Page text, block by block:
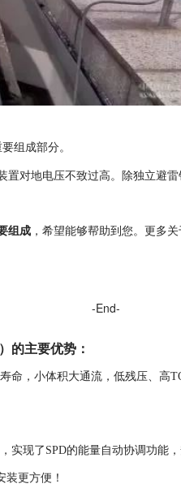
组成部分。
置对地电压不致过高。除独立避
组成 ，希望能够帮助到您。更多
-End-
） 的主要优势 ：
命，小体积大通流，低残压、高
实现了SPD的能量自动协调功能
装更方便！